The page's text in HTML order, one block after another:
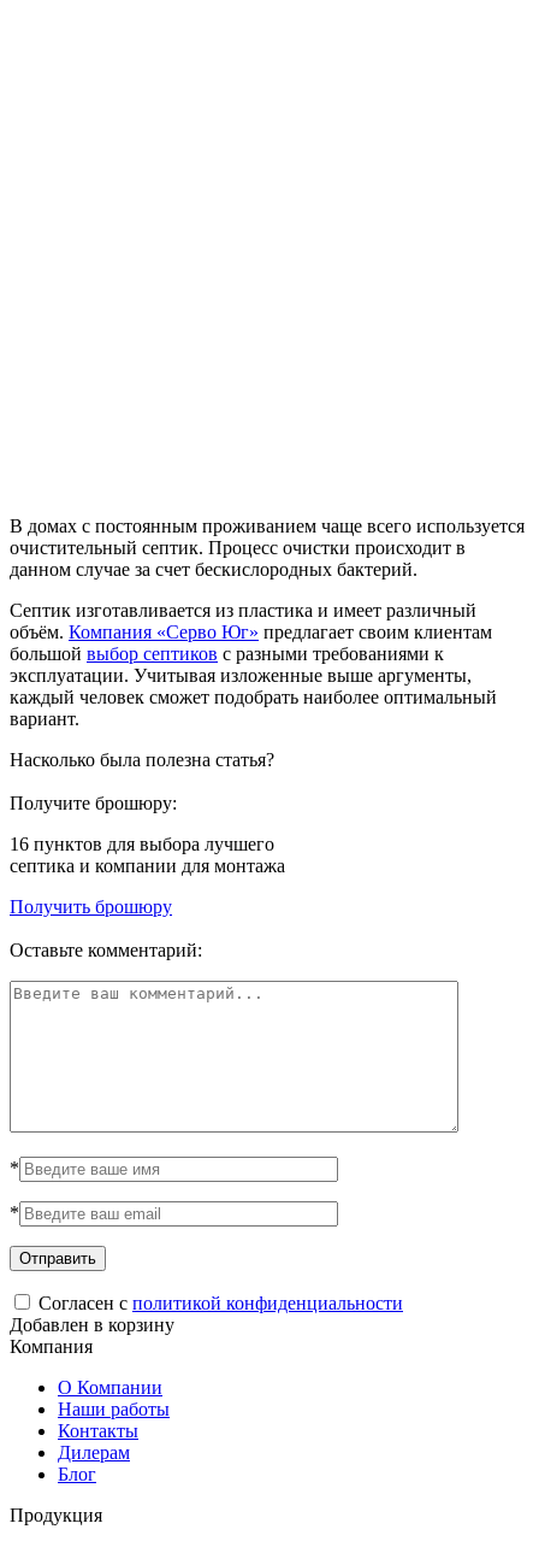
В домах с постоянным проживанием чаще всего используется
очистительный септик. Процесс очистки происходит в
данном случае за счет бескислородных бактерий.
Септик изготавливается из пластика и имеет различный
объём. Компания «Серво Юг» предлагает своим клиентам
большой выбор септиков с разными требованиями к
эксплуатации. Учитывая изложенные выше аргументы,
каждый человек сможет подобрать наиболее оптимальный
вариант.
Насколько была полезна статья?
Получите брошюру:
16 пунктов для выбора лучшего
септика и компании для монтажа
Получить брошюру
Оставьте комментарий:
*
*
Согласен с политикой конфиденциальности
Добавлен в корзину
Компания
О Компании
Наши работы
Контакты
Дилерам
Блог
Продукция